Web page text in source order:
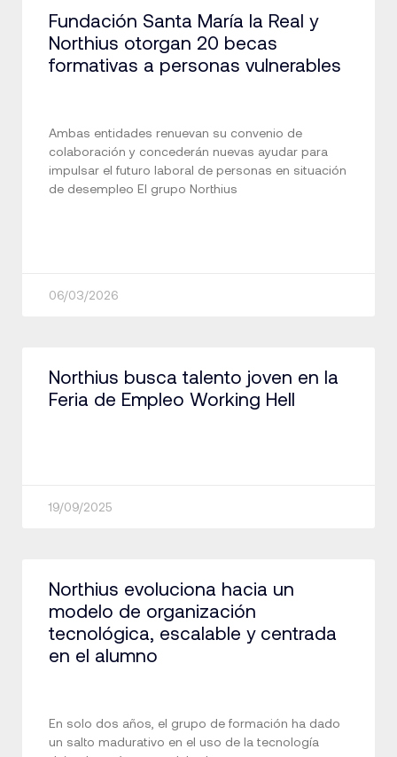
Fundación Santa María la Real y
Northius otorgan 20 becas
formativas a personas vulnerables
Ambas entidades renuevan su convenio de
colaboración y concederán nuevas ayudar para
impulsar el futuro laboral de personas en situación
de desempleo El grupo Northius
06/03/2026
Northius busca talento joven en la
Feria de Empleo Working Hell
19/09/2025
Northius evoluciona hacia un
modelo de organización
tecnológica, escalable y centrada
en el alumno
En solo dos años, el grupo de formación ha dado
un salto madurativo en el uso de la tecnología